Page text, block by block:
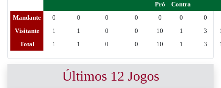
Pró
Contra
Mandante 0 0 0 0 0 0
0
Visitante
1 1 0 0 10 1 3
Total
1 1 0 0 10 1 3
Últimos 12 Jogos